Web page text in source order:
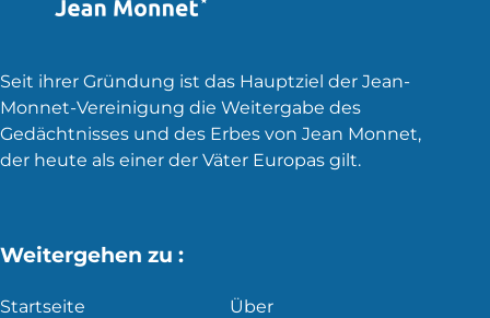
Seit ihrer Gründung ist das Hauptziel der Jean-
Monnet-Vereinigung die Weitergabe des
Gedächtnisses und des Erbes von Jean Monnet,
der heute als einer der Väter Europas gilt.
Weitergehen zu :
Startseite Über